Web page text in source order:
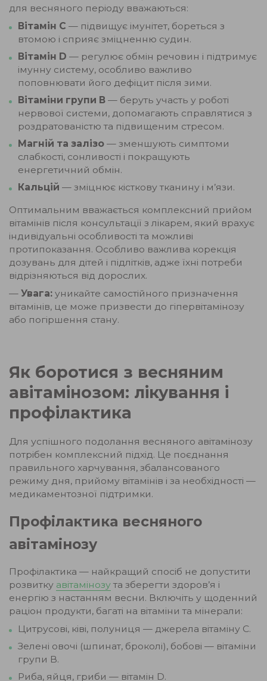
для весняного періоду вважаються:
Вітамін С — підвищує імунітет, бореться з
втомою і сприяє зміцненню судин.
Вітамін D — регулює обмін речовин і підтримує
імунну систему, особливо важливо
поповнювати його дефіцит після зими.
Вітаміни групи В — беруть участь у роботі
нервової системи, допомагають справлятися з
роздратованістю та підвищеним стресом.
Магній та залізо — зменшують симптоми
слабкості, сонливості і покращують
енергетичний обмін.
Кальцій — зміцнює кісткову тканину і м’язи.
Оптимальним вважається комплексний прийом
вітамінів після консультації з лікарем, який врахує
індивідуальні особливості та можливі
протипоказання. Особливо важлива корекція
дозувань для дітей і підлітків, адже їхні потреби
відрізняються від дорослих.
— Увага: уникайте самостійного призначення
вітамінів, це може призвести до гіпервітамінозу
або погіршення стану.
Як боротися з весняним
авітамінозом: лікування і
профілактика
Для успішного подолання весняного авітамінозу
потрібен комплексний підхід. Це поєднання
правильного харчування, збалансованого
режиму дня, прийому вітамінів і за необхідності —
медикаментозної підтримки.
Профілактика весняного
авітамінозу
Профілактика — найкращий спосіб не допустити
розвитку авітамінозута зберегти здоров’я і
енергію з настанням весни. Включіть у щоденний
раціон продукти, багаті на вітаміни та мінерали:
Цитрусові, ківі, полуниця — джерела вітаміну C.
Зелені овочі (шпинат, броколі), бобові — вітаміни
групи В.
Риба, яйця, гриби — вітамін D.